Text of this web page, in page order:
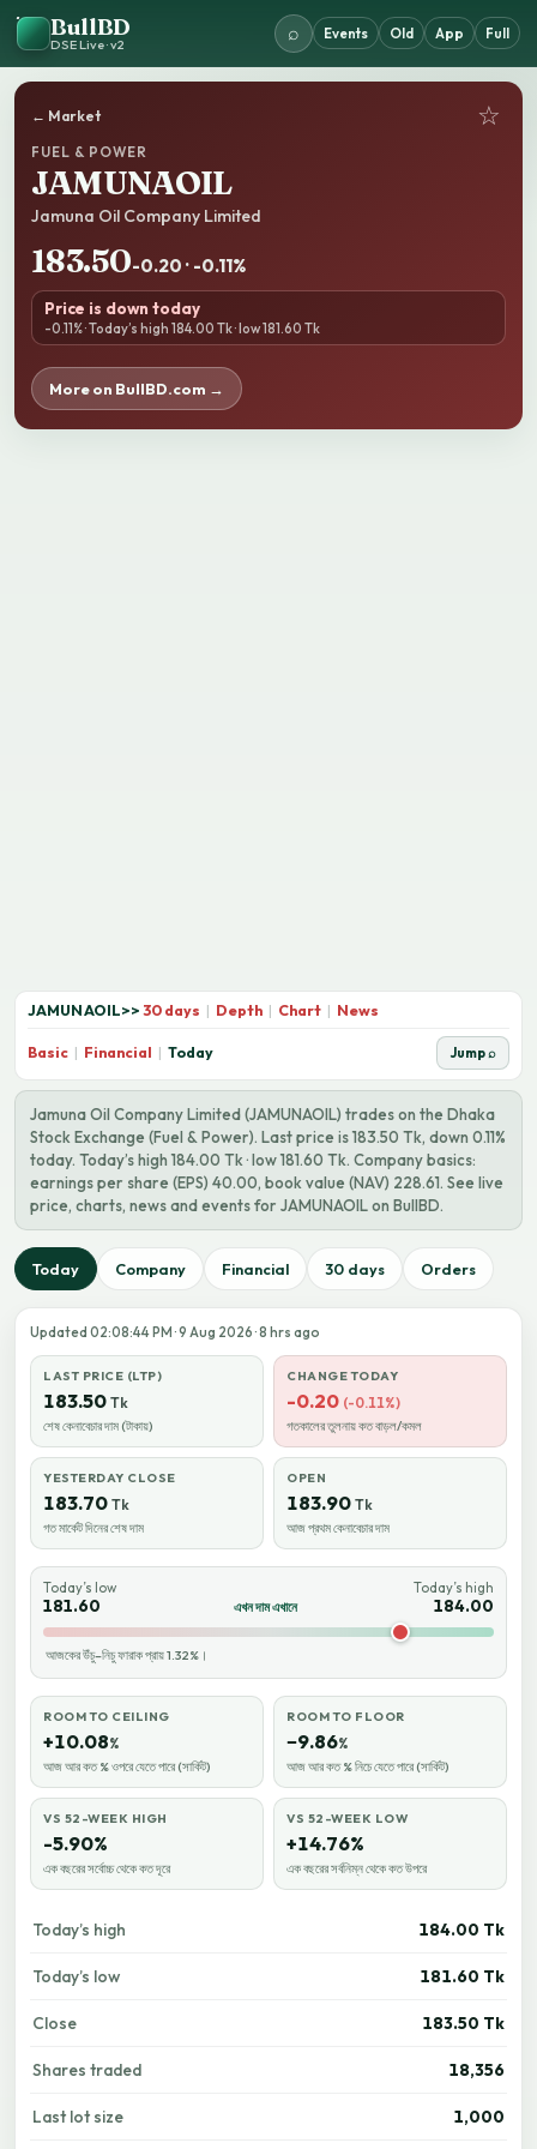
BullBD
DSE Live · v2
⌕ Events Old App Full
← Market ☆
FUEL & POWER
JAMUNAOIL
Jamuna Oil Company Limited
183.50-0.20 · -0.11%
Price is down today
-0.11% · Today’s high 184.00 Tk · low 181.60 Tk
More on BullBD.com →
JAMUNAOIL>> 30 days | Depth | Chart | News
Basic | Financial | Today Jump ⌕
Jamuna Oil Company Limited (JAMUNAOIL) trades on the Dhaka
Stock Exchange (Fuel & Power). Last price is 183.50 Tk, down 0.11%
today. Today’s high 184.00 Tk · low 181.60 Tk. Company basics:
earnings per share (EPS) 40.00, book value (NAV) 228.61. See live
price, charts, news and events for JAMUNAOIL on BullBD.
Today Company Financial 30 days Orders
Updated 02:08:44 PM · 9 Aug 2026 · 8 hrs ago
LAST PRICE (LTP)
183.50 Tk
শেষ কেনাবেচার দাম (টাকায়)
CHANGE TODAY
-0.20 (-0.11%)
গতকালের তুলনায় কত বাড়ল/কমল
YESTERDAY CLOSE
183.70 Tk
গত মার্কেট দিনের শেষ দাম
OPEN
183.90 Tk
আজ প্রথম কেনাবেচার দাম
Today’s low
181.60 এখন দাম এখানে
Today’s high
184.00
আজকের উঁচু–নিচু ফারাক প্রায় 1.32%।
ROOM TO CEILING
+10.08%
আজ আর কত % ওপরে যেতে পারে (সার্কিট)
ROOM TO FLOOR
−9.86%
আজ আর কত % নিচে যেতে পারে (সার্কিট)
VS 52-WEEK HIGH
-5.90%
এক বছরের সর্বোচ্চ থেকে কত দূরে
VS 52-WEEK LOW
+14.76%
এক বছরের সর্বনিম্ন থেকে কত উপরে
Today’s high 184.00 Tk
Today’s low 181.60 Tk
Close 183.50 Tk
Shares traded 18,356
Last lot size 1,000